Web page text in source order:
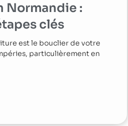
Normandie :
clés
est le bouclier de votre
particulièrement en